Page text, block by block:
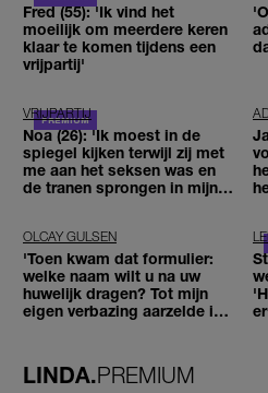
Fred (55): 'Ik vind het
moeilijk om meerdere keren
klaar te komen tijdens een
vrijpartij'
VRIJPARTIJ
Noa (26): 'Ik moest in de
spiegel kijken terwijl zij met
me aan het seksen was en
de tranen sprongen in mijn
OLCAY GULSEN
'Toen kwam dat formulier:
welke naam wilt u na uw
huwelijk dragen? Tot mijn
eigen verbazing aarzelde ik
LINDA.PREMIUM